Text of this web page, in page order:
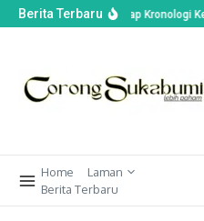
Berita TerbaruPolisi Ungkap Kronologi
Home
Laman
Berita Terbaru